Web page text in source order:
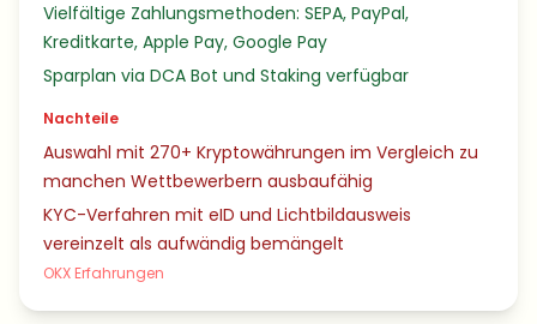
Vielfältige Zahlungsmethoden: SEPA, PayPal,
Kreditkarte, Apple Pay, Google Pay
Sparplan via DCA Bot und Staking verfügbar
Nachteile
Auswahl mit 270+ Kryptowährungen im Vergleich zu
manchen Wettbewerbern ausbaufähig
KYC-Verfahren mit eID und Lichtbildausweis
vereinzelt als aufwändig bemängelt
OKX Erfahrungen